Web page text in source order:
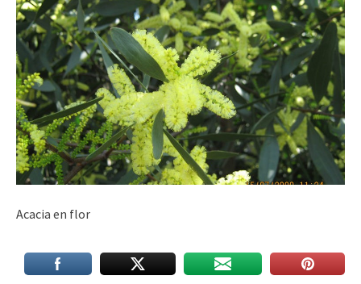
Acacia en flor